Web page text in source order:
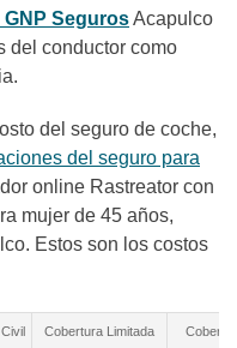
SegurosAcapulco
del conductor como
del seguro de coche,
del seguro para
online Rastreator con
mujer de 45 años,
Estos son los costos
Cobertura Limitada